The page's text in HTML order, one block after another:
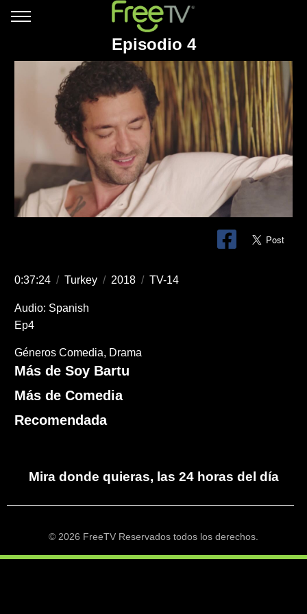
Episodio 4
0:37:24 / Turkey / 2018 / TV-14
Audio: Spanish
Ep4
Géneros Comedia Drama
Más de Soy Bartu
Más de Comedia
Recomendada
Mira donde quieras, las 24 horas del día
© 2026 FreeTV Reservados todos los derechos.